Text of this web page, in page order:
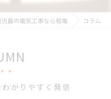
児島の電気工事なら和電 コラム
かりやすく発信